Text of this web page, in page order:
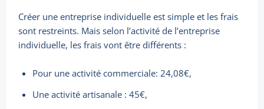
Créer une entreprise individuelle est simple et les frais
sont restreints. Mais selon l’activité de l’entreprise
individuelle, les frais vont être différents :
Pour une activité commerciale: 24,08€,
Une activité artisanale : 45€,